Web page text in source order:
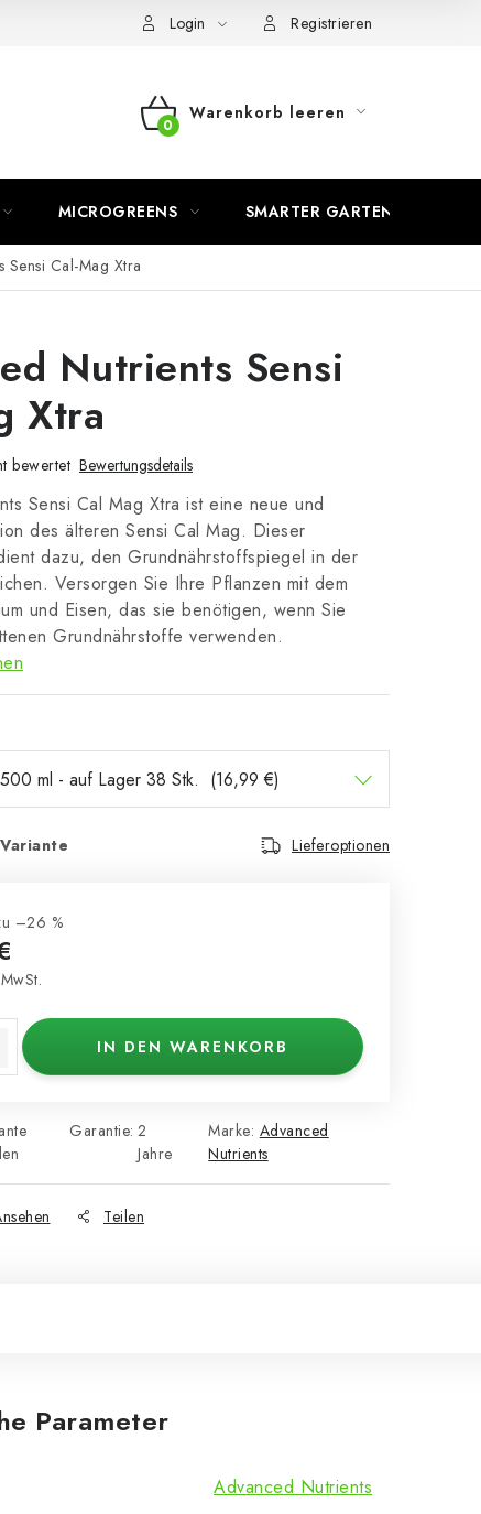
Login Registrieren
WARENKORB
Warenkorb leeren
MICROGREENS SMARTER GARTEN
Sensi Cal-Mag Xtra
Nutrients Sensi
Xtra
bewertet Bewertungsdetails
Sensi Cal Mag Xtra ist eine neue und
des älteren Sensi Cal Mag. Dieser
dazu, den Grundnährstoffspiegel in der
Versorgen Sie Ihre Pflanzen mit dem
und Eisen, das sie benötigen, wenn Sie
Grundnährstoffe verwenden.
Lieferoptionen
–26 %
IN DEN WARENKORB
Marke: Advanced
Nutrients
Garantie: 2
Jahre
Teilen
Parameter
Advanced Nutrients